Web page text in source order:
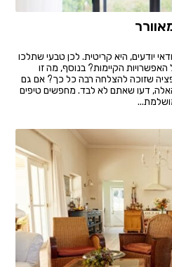
יודעים, היא קריטית. לכן טבעי שתלכו
הקיימות? בנוסף, מה זו
שזוכה להצלחה רבה כל כך? אם גם
דעו שאתם לא לבד. מחפשים טיפים